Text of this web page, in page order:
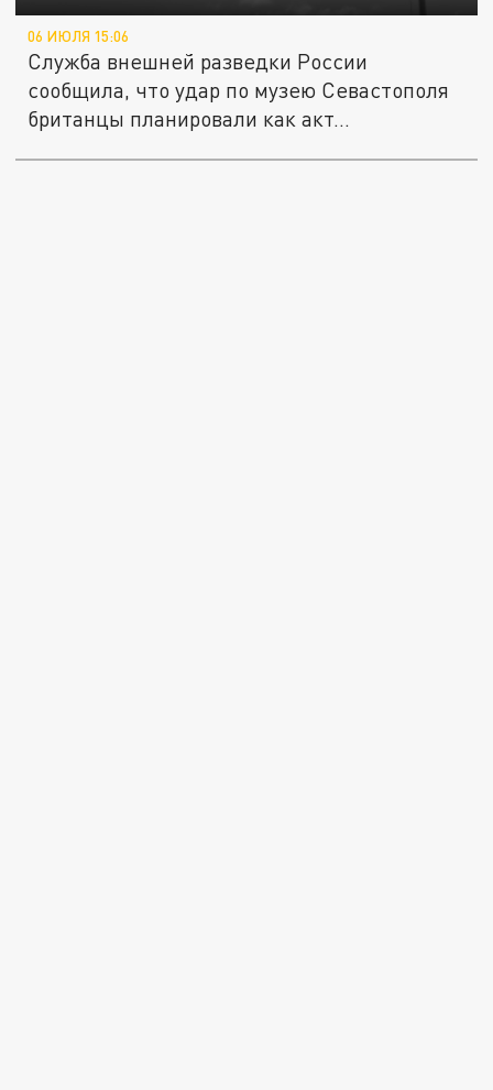
06 ИЮЛЯ 15:06
Служба внешней разведки России
сообщила, что удар по музею Севастополя
британцы планировали как акт...